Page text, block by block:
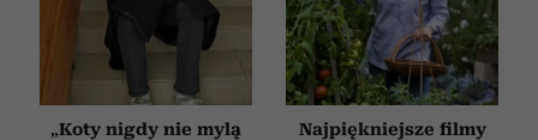
„Koty nigdy nie mylą
Najpiękniejsze filmy